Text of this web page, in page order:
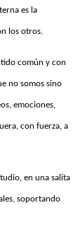
es la
los otros.
común y con
no somos sino
emociones,
con fuerza, a
en una salita
soportando